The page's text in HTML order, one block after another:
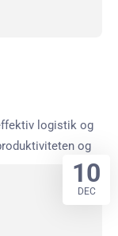
logistik og
og
10
DEC